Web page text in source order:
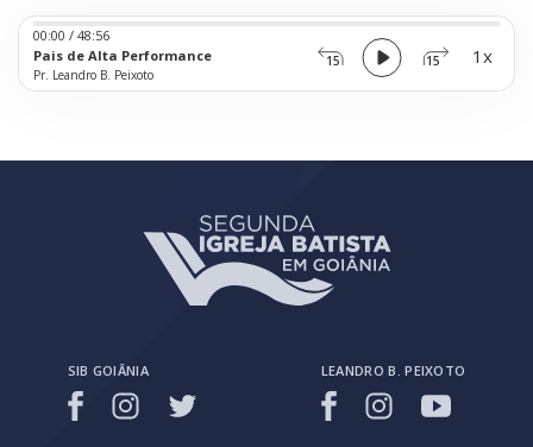
Pais de Alta Performance
Pr. Leandro B. Peixoto
Audio
Player
15 15
00:00 / 48:56
1x
SIB GOIÂNIA LEANDRO B. PEIXOTO